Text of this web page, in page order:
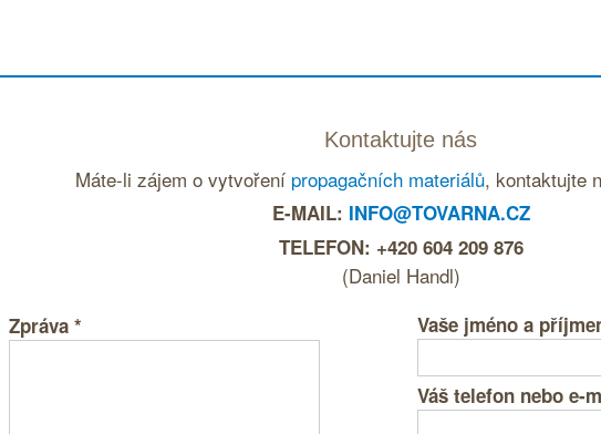
Kontaktujte nás
Máte-li zájem o vytvoření propagačních materiálů, kontaktujte
E-MAIL: INFO@TOVARNA.CZ
TELEFON: +420 604 209 876
(Daniel Handl)
Zpráva * Vaše jméno a
Váš telefon nebo e-